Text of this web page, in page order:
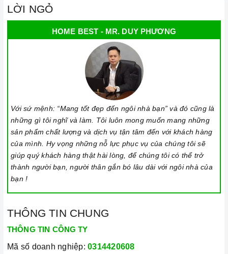
LỜI NGỎ
HOME BEST - MR. DUY PHƯƠNG
Với sứ mệnh: “Mang tốt đẹp đến ngôi nhà bạn” và đó cũng là
những gì tôi nghĩ và làm. Tôi luôn mong muốn mang những
sản phẩm chất lượng và dịch vụ tận tâm đến với khách hàng
của mình. Hy vọng những nỗ lực phục vụ của chúng tôi sẽ
giúp quý khách hàng thật hài lòng, để chúng tôi có thể trở
thành người bạn, người thân gắn bó lâu dài với ngôi nhà của
bạn !
THÔNG TIN CHUNG
THÔNG TIN CÔNG TY
Mã số doanh nghiệp: 0314420608